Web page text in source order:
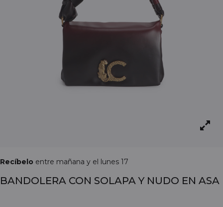
Recíbelo entre mañana y el lunes 17
BANDOLERA CON SOLAPA Y NUDO EN ASA